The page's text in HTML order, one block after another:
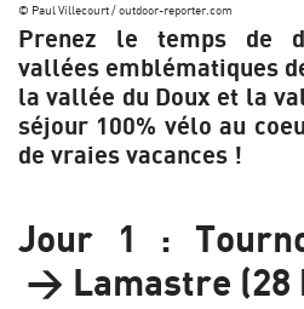
© Paul Villecourt / outdoor-reporter.com
Prenez le temps de
vallées emblématiques
la vallée du Doux et la
séjour 100% vélo au
de vraies vacances !
Jour 1 :
> Lamastre (28